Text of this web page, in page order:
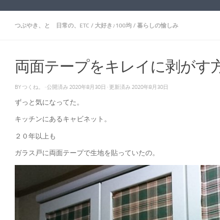
つぶやき、と 日常の、ETC / 大好き♪100均 / 暮らしの愉しみ
両面テープをキレイに剥がす
BY つくね。 · 公開済み 2020年8月30日 · 更新済み 2020年8月30日
ずっと気になってた。
キッチンにあるキャビネット。
２０年以上も
ガラス戸に両面テープで生地を貼っていたの。